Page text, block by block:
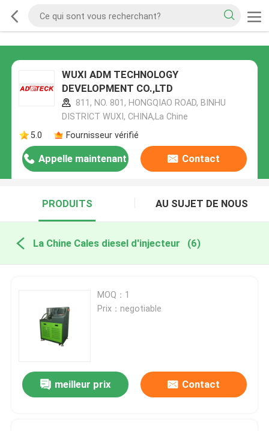
WUXI ADM TECHNOLOGY
DEVELOPMENT CO.,LTD
811, NO. 801, HONGQIAO ROAD, BINHU
DISTRICT WUXI, CHINA,La Chine
5.0
Fournisseur vérifié
Appelle maintenant Contact
PRODUITS AU SUJET DE NOUS
La Chine Cales diesel d'injecteur (6)
MOQ：1
Prix：negotiable
meilleur prix Contact